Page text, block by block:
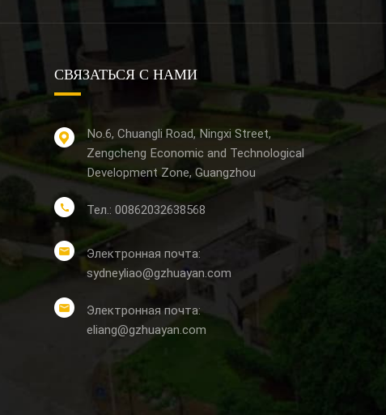
СВЯЗАТЬСЯ С НАМИ
No.6, Chuangli Road, Ningxi Street,
Zengcheng Economic and Technological
Development Zone, Guangzhou
Тел.: 00862032638568
Электронная почта:
sydneyliao@gzhuayan.com
Электронная почта:
eliang@gzhuayan.com